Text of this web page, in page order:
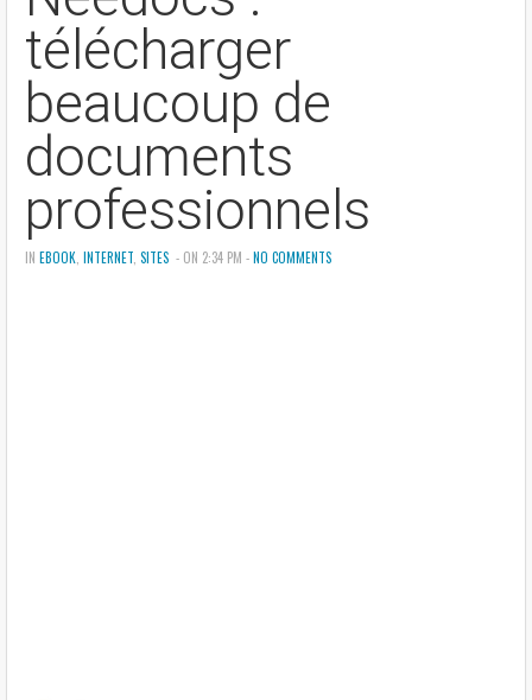
télécharger
beaucoup de
documents
professionnels
IN EBOOK INTERNET SITES - ON 2:34 PM -NO COMMENTS